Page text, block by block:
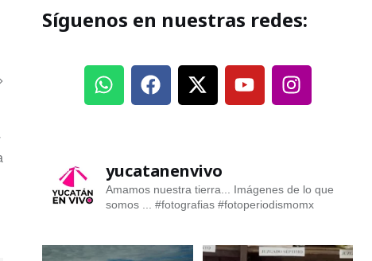
Síguenos en nuestras redes:
yucatanenvivo
Amamos nuestra tierra... Imágenes de lo que
somos ... #fotografias #fotoperiodismomx